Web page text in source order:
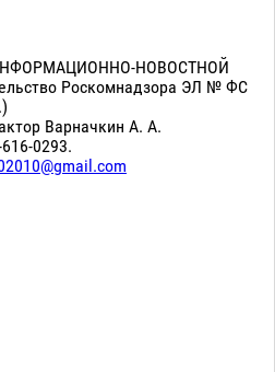
НОВОСТНОЙ
Роскомнадзора ЭЛ № ФС
Варначкин А. А.
0293.